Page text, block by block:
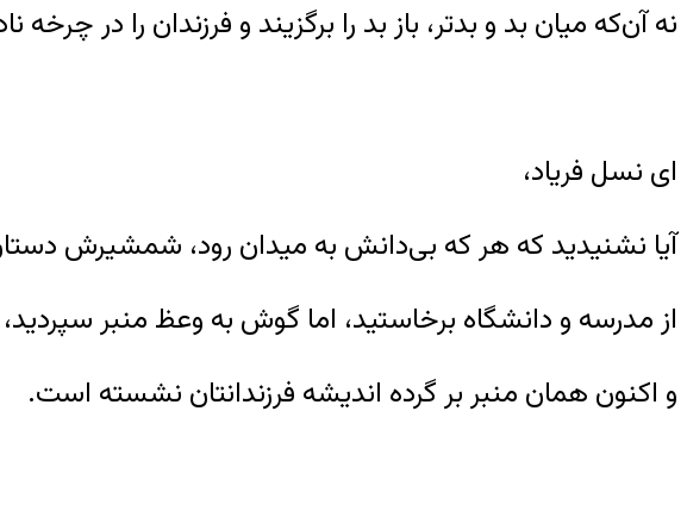
نه آن‌که میان بد و بدتر، باز بد را برگزیند و فرزندان را در چرخه
ای نسل فریاد،
آیا نشنیدید که هر که بی‌دانش به میدان رود، شمشیرش
از مدرسه و دانشگاه برخاستید، اما گوش به وعظ منبر سپردید،
و اکنون همان منبر بر گرده اندیشه فرزندانتان نشسته است.